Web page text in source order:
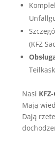
(KFZ
Nasi
Mają
Dają